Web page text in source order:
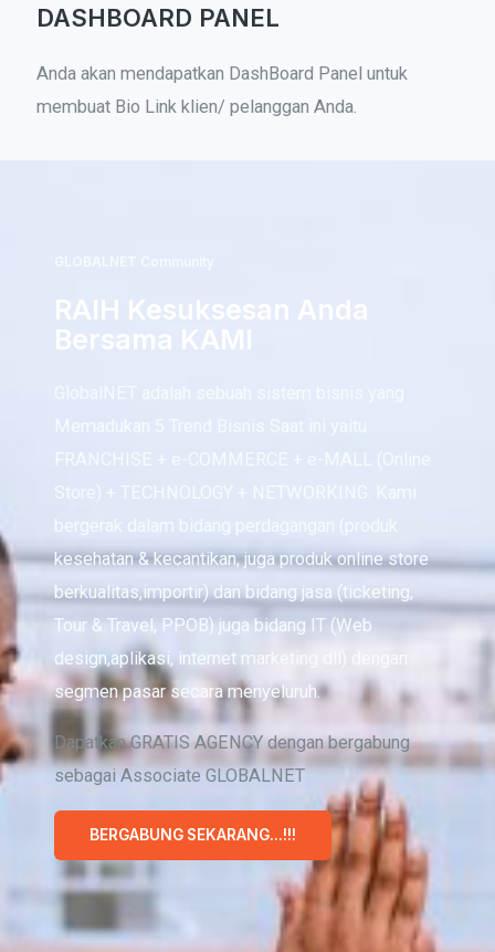
DASHBOARD PANEL
Anda akan mendapatkan DashBoard Panel untuk
membuat Bio Link klien/ pelanggan Anda.
RAIH Kesuksesan Anda
Bersama KAMI
Store) + TECHNOLOGY + NETWORKING. Kami
kesehatan & kecantikan, juga produk online store
berkualitas,importir) dan bidang jasa (ticketing,
Tour & Travel, PPOB) juga bidang IT (Web
design,aplikasi, internet marketing dll) dengan
segmen pasar secara menyeluruh.
Dapatkan GRATIS AGENCY dengan bergabung
sebagai Associate GLOBALNET
BERGABUNG SEKARANG…!!!